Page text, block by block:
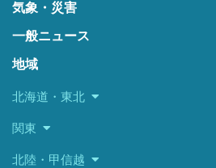
気象・災害
一般ニュース
地域
北海道・東北
関東
北陸・甲信越